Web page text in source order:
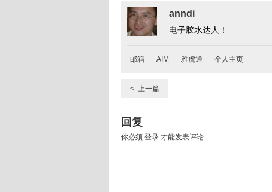
anndi
电子胶水达人！
邮箱 AIM 雅虎通 个人主页
< 上一篇
回复
你必须 登录 才能发表评论.